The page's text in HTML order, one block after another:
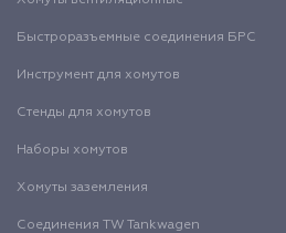
Быстроразъемные соединения БРС
Инструмент для хомутов
Стенды для хомутов
Наборы хомутов
Хомуты заземления
Соединения TW Tankwagen